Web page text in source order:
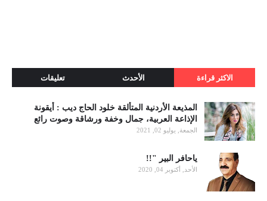
الاكثر قراءة الأحدث تعليقات
المذيعة الأردنية المتألقة خلود الحاج ديب : أيقونة
الإذاعة العربية، جمال وخفة ورشاقة وصوت رائع
الجمعة, يوليو 02, 2021
ياحافر البير "!!
الأحد, أكتوبر 04, 2020